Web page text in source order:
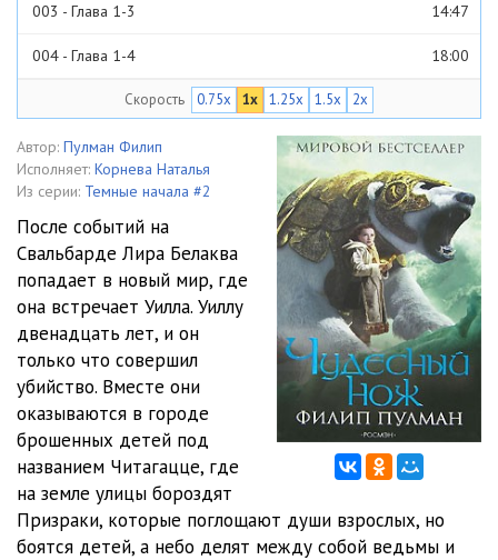
003 - Глава 1-3 14:47
004 - Глава 1-4 18:00
005 - Глава 1-5
006 - Глава 1-6 07:13
007 - Глава 1-7 04:08
008 - Глава 2-1 11:03
009 - Глава 2-2 16:15
010 - Глава 2-3 10:41
011 - Глава 2-4 07:22
012 - Глава 2-5 16:15
013 - Глава 2-6
014 - Глава 2-7
015 - Глава 3-1 10:56
Скорость 0.75x 1x 1.25x 1.5x 2x
Автор: Пулман Филип
Исполняет: Корнева Наталья
Из серии: Темные начала #2
После событий на
Свальбарде Лира Белаква
попадает в новый мир, где
она встречает Уилла. Уиллу
двенадцать лет, и он
только что совершил
убийство. Вместе они
оказываются в городе
брошенных детей под
названием Читагацце, где
на земле улицы бороздят
Призраки, которые поглощают души взрослых, но
боятся детей, а небо делят между собой ведьмы и